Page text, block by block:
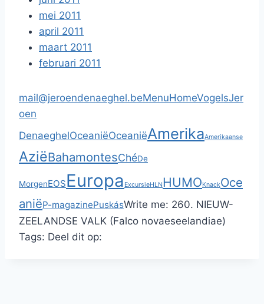
mei 2011
april 2011
maart 2011
februari 2011
mail@jeroendenaeghel.beMenuHomeVogelsJer
oen
DenaeghelOceaniëOceaniëAmerikaAmerikaanse
AziëBahamontesChéDe
MorgenEOSEuropa ExcursieHLNHUMOKnackOce
aniëP-magazinePuskásWrite me: 260. NIEUW-
ZEELANDSE VALK (Falco novaeseelandiae)
Tags: Deel dit op: